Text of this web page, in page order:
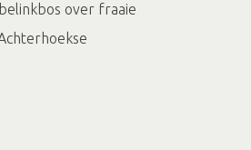
over fraaie